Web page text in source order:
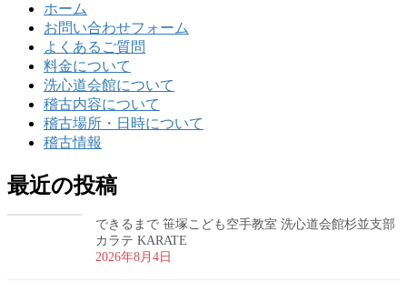
ホーム
お問い合わせフォーム
よくあるご質問
料金について
洗心道会館について
稽古内容について
稽古場所・日時について
稽古情報
最近の投稿
できるまで 笹塚こども空手教室 洗心道会館杉並支部
カラテ KARATE
2026年8月4日